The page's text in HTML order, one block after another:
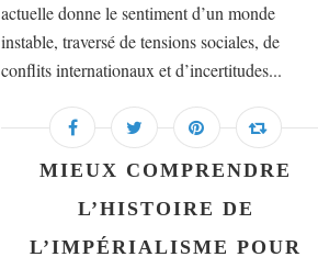
actuelle donne le sentiment d’un monde
instable, traversé de tensions sociales, de
conflits internationaux et d’incertitudes...
MIEUX COMPRENDRE
L’HISTOIRE DE
L’IMPÉRIALISME POUR